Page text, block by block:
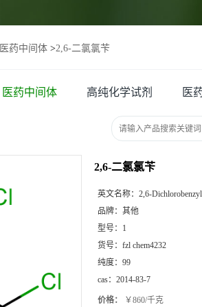
医药中间体 >2,6-二氯氯苄
医药中间体 高纯化学试剂 医
2,6-二氯氯苄
英文名称： 2,6-
品牌： 其他
型号： 1
货号： fzl chem4232
纯度： 99
cas： 2014-83-7
价格： ￥860/千克